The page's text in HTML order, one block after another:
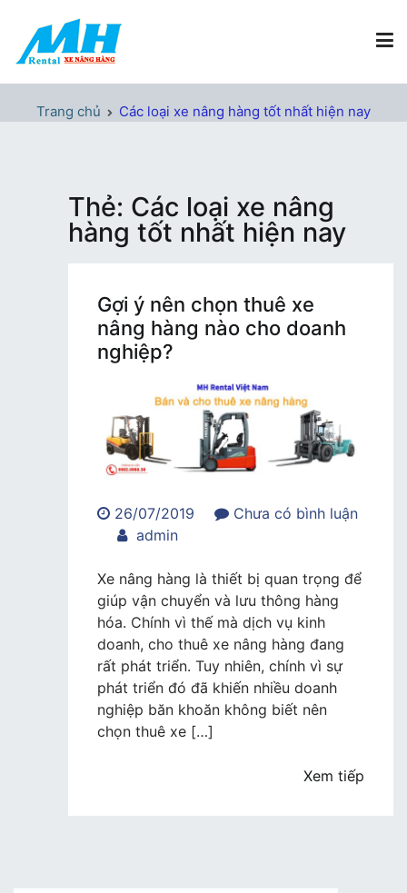
nội
Xe Nâng Hàng MH Rental
Trang chủ Các loại xe nâng hàng tốt nhất hiện nay
Thẻ: Các loại xe nâng
hàng tốt nhất hiện nay
Gợi ý nên chọn thuê xe
nâng hàng nào cho doanh
nghiệp?
26/07/2019
Chưa có bình luận
trong
ý
nên
chọn
thuê
xe
nâng
hàng
nào
admin
Xe nâng hàng là thiết bị quan trọng để
giúp vận chuyển và lưu thông hàng
hóa. Chính vì thế mà dịch vụ kinh
doanh, cho thuê xe nâng hàng đang
rất phát triển. Tuy nhiên, chính vì sự
phát triển đó đã khiến nhiều doanh
nghiệp băn khoăn không biết nên
chọn thuê xe […]
Xem tiếp